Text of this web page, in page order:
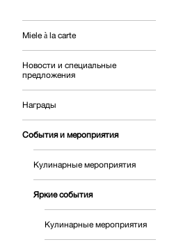
Miele à la carte
Новости и специальные
предложения
Награды
События и мероприятия
Кулинарные мероприятия
Яркие события
Кулинарные мероприятия